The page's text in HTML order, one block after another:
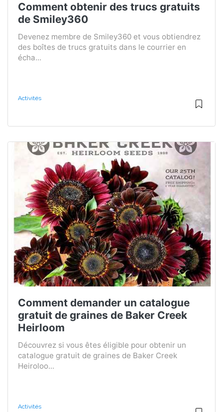
Comment obtenir des trucs gratuits
de Smiley360
Devenez membre de Smiley360 et vous obtiendrez
des boîtes de trucs gratuits dans le courrier en
écha...
Activités
Comment demander un catalogue
gratuit de graines de Baker Creek
Heirloom
Découvrez si vous êtes éligible pour obtenir un
catalogue gratuit de graines de Baker Creek
Heiroloo...
Activités